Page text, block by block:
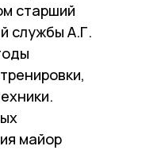
старший
службы А.Г.
майор